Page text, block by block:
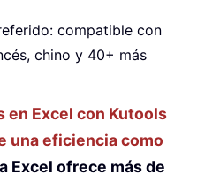
compatible con
chino y 40+ más
en Excel con Kutools
una eficiencia como
Excel ofrece más de